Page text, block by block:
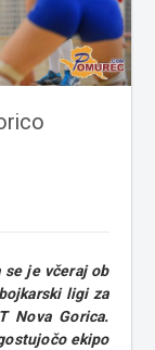
se je včeraj ob
ligi za
Nova Gorica.
ekipo